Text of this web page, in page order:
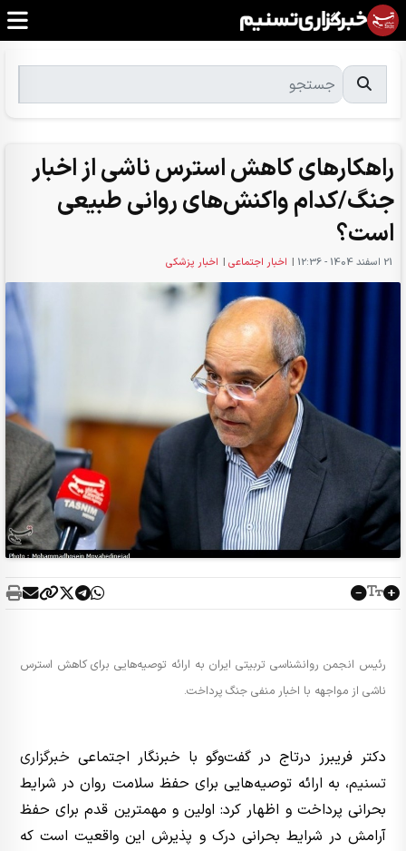
راهکارهای کاهش استرس ناشی از اخبار
جنگ/کدام واکنش‌های روانی طبیعی
است؟
21 اسفند 1404 - 12:36 | اخبار اجتماعی | اخبار پزشکی
رئیس انجمن روانشناسی تربیتی ایران به ارائه توصیه‌هایی برای کاهش استرس
ناشی از مواجهه با اخبار منفی جنگ پرداخت.
دکتر فریبرز درتاج در گفت‌وگو با خبرنگار اجتماعی خبرگزاری
تسنیم، به ارائه توصیه‌هایی برای حفظ سلامت روان در شرایط
بحرانی پرداخت و اظهار کرد: اولین و مهمترین قدم برای حفظ
آرامش در شرایط بحرانی درک و پذیرش این واقعیت است که